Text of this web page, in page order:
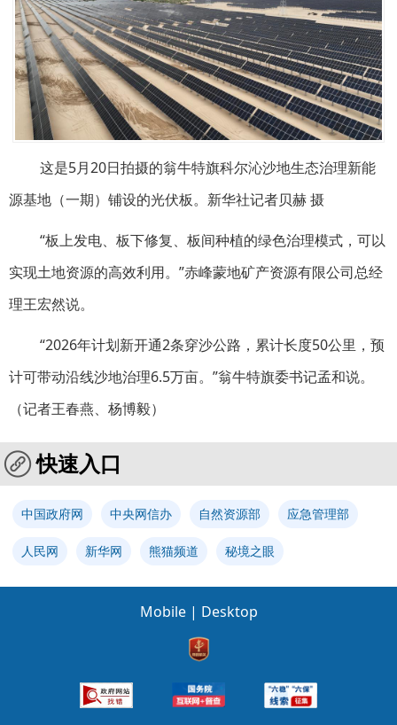
这是5月20日拍摄的翁牛特旗科尔沁沙地生态治理新能
源基地（一期）铺设的光伏板。新华社记者贝赫 摄
“板上发电、板下修复、板间种植的绿色治理模式，可以
实现土地资源的高效利用。”赤峰蒙地矿产资源有限公司总经
理王宏然说。
“2026年计划新开通2条穿沙公路，累计长度50公里，预
计可带动沿线沙地治理6.5万亩。”翁牛特旗委书记孟和说。
（记者王春燕、杨博毅）
快速入口
中国政府网 中央网信办 自然资源部 应急管理部
人民网 新华网 熊猫频道 秘境之眼
Mobile | Desktop